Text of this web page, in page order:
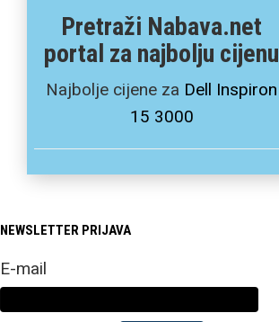
Pretraži Nabava.net
portal za najbolju cijenu
Najbolje cijene za Dell Inspiron
15 3000
NEWSLETTER PRIJAVA
E-mail